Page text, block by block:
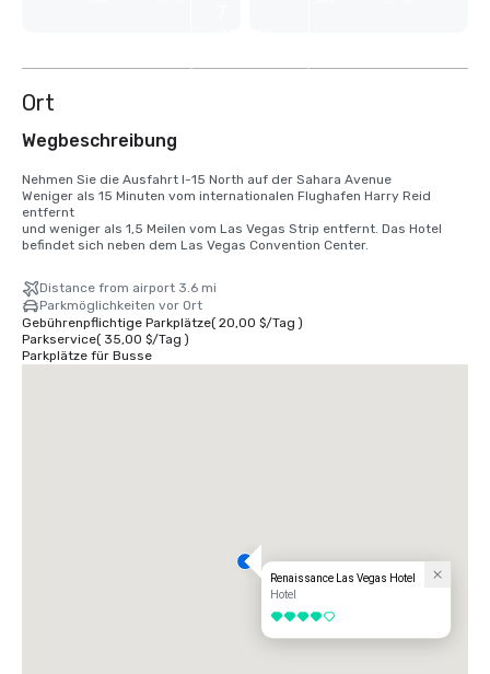
Ort
Wegbeschreibung
Nehmen Sie die Ausfahrt I-15 North auf der Sahara Avenue
Weniger als 15 Minuten vom internationalen Flughafen Harry Reid
entfernt
und weniger als 1,5 Meilen vom Las Vegas Strip entfernt. Das Hotel
befindet sich neben dem Las Vegas Convention Center.
Distance from airport 3.6 mi
Parkmöglichkeiten vor Ort
Gebührenpflichtige Parkplätze( 20,00 $/Tag )
Parkservice( 35,00 $/Tag )
Parkplätze für Busse
Renaissance Las Vegas Hotel
Hotel
4 von 5